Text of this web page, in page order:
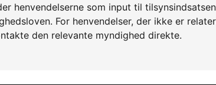
henvendelserne som input til
For henvendelser, der ikke er
den relevante myndighed direkte.